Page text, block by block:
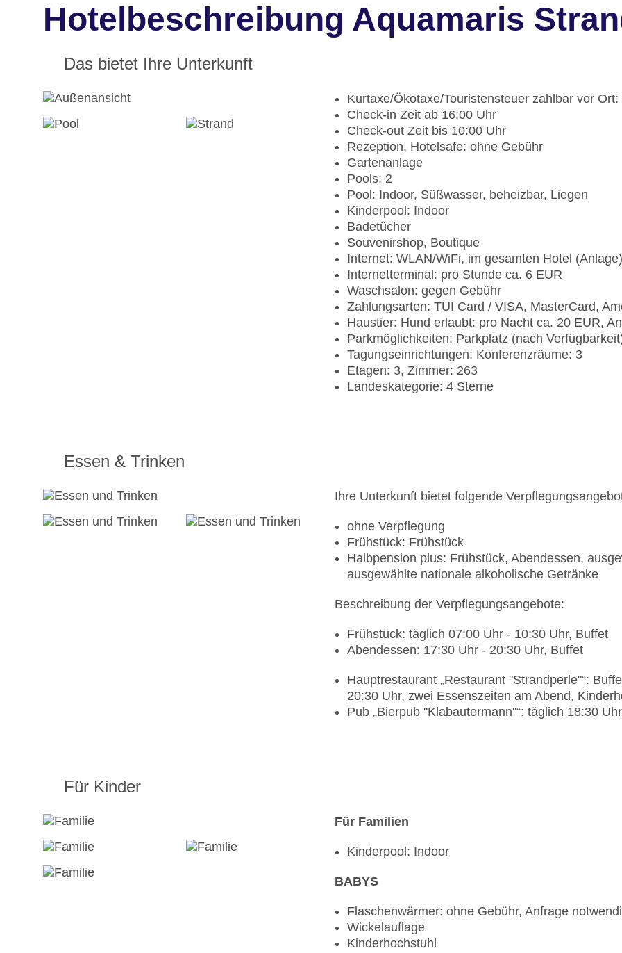
Hotelbeschreibung Aquamaris
Das bietet Ihre Unterkunft
Kurtaxe/Ökotaxe/Touristensteuer zahlbar vor
Check-in Zeit ab 16:00 Uhr
Check-out Zeit bis 10:00 Uhr
Rezeption, Hotelsafe: ohne Gebühr
Gartenanlage
Pools: 2
Pool: Indoor, Süßwasser, beheizbar, Liegen
Kinderpool: Indoor
Badetücher
Souvenirshop, Boutique
Internet: WLAN/WiFi, im gesamten Hotel
Internetterminal: pro Stunde ca. 6 EUR
Waschsalon: gegen Gebühr
Zahlungsarten: TUI Card / VISA, MasterCard,
Haustier: Hund erlaubt: pro Nacht ca. 20 EUR,
Parkmöglichkeiten: Parkplatz (nach
Tagungseinrichtungen: Konferenzräume: 3
Etagen: 3, Zimmer: 263
Landeskategorie: 4 Sterne
Essen & Trinken
Ihre Unterkunft bietet folgende
ohne Verpflegung
Frühstück: Frühstück
Halbpension plus: Frühstück, Abendessen,
ausgewählte nationale alkoholische Getränke
Beschreibung der Verpflegungsangebote:
Frühstück: täglich 07:00 Uhr - 10:30 Uhr, Buffet
Abendessen: 17:30 Uhr - 20:30 Uhr, Buffet
Hauptrestaurant „Restaurant "Strandperle"“:
20:30 Uhr, zwei Essenszeiten am Abend,
Pub „Bierpub "Klabautermann"“: täglich 18:30
Für Kinder
Für Familien
Kinderpool: Indoor
BABYS
Flaschenwärmer: ohne Gebühr, Anfrage
Wickelauflage
Kinderhochstuhl